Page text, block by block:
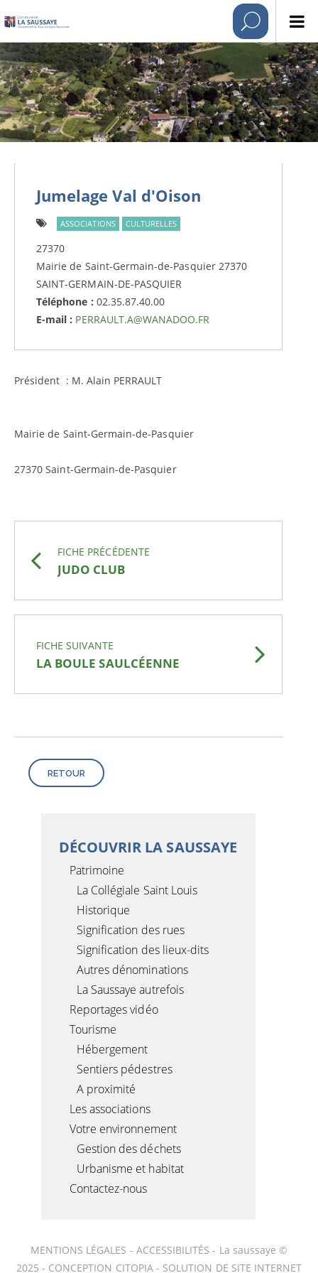
Jumelage Val d'Oison
ASSOCIATIONS CULTURELLES
27370
Mairie de Saint-Germain-de-Pasquier 27370
SAINT-GERMAIN-DE-PASQUIER
Téléphone : 02.35.87.40.00
E-mail : PERRAULT.A@WANADOO.FR
Président : M. Alain PERRAULT
Mairie de Saint-Germain-de-Pasquier
27370 Saint-Germain-de-Pasquier
FICHE PRÉCÉDENTE
JUDO CLUB
FICHE SUIVANTE
LA BOULE SAULCÉENNE
RETOUR
DÉCOUVRIR LA SAUSSAYE
Patrimoine
La Collégiale Saint Louis
Historique
Signification des rues
Signification des lieux-dits
Autres dénominations
La Saussaye autrefois
Reportages vidéo
Tourisme
Hébergement
Sentiers pédestres
A proximité
Les associations
Votre environnement
Gestion des déchets
Urbanisme et habitat
Contactez-nous
MENTIONS LÉGALES - ACCESSIBILITÉS- La saussaye ©
2025 - CONCEPTION CITOPIA- SOLUTION DE SITE INTERNET